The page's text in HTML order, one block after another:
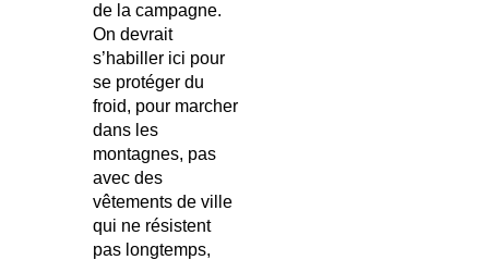
de la campagne.
On devrait
s’habiller ici pour
se protéger du
froid, pour marcher
dans les
montagnes, pas
avec des
vêtements de ville
qui ne résistent
pas longtemps,